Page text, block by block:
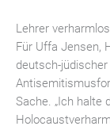
Lehrer
Für Uffa Jensen,
deutsch-
Sache. „Ich halte